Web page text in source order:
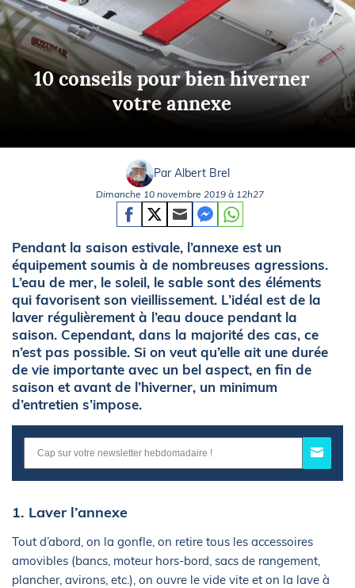
10 conseils pour bien hiverner
votre annexe
Par Albert Brel
Dimanche 10 novembre 2019 à 12h27
Pendant la saison estivale, l’annexe est un
équipement soumis à de nombreuses agressions.
L’eau de mer, le soleil, le sable sont des éléments
qui favorisent son vieillissement. L’idéal est de la
laver régulièrement à l’eau douce pendant la
saison. Cependant, dans la majorité des cas, ce
n’est pas possible. Si on veut qu’elle ait une durée
de vie importante avec un bel aspect, en fin de
saison et avant de l’hiverner, un minimum
d’entretien s’impose.
1. Laver l’annexe
Tout d’abord, on la gonfle, on retire tous les accessoires
amovibles (bancs, moteur hors-bord, sacs de rangement,
plancher, avirons, etc.), on ouvre le vide vite et on la lave à